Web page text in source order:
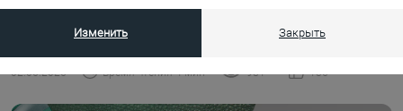
Изменить Закрыть
Главная страница • Что подарить мужчине на
02.06.2026 Время чтения 4 мин 981 136